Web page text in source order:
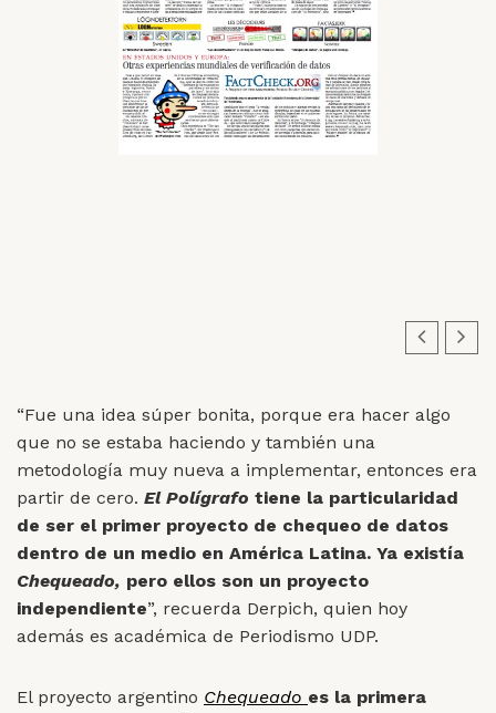
“Fue una idea súper bonita, porque era hacer algo
que no se estaba haciendo y también una
metodología muy nueva a implementar, entonces era
partir de cero. El Polígrafo tiene la particularidad
de ser el primer proyecto de chequeo de datos
dentro de un medio en América Latina. Ya existía
Chequeado, pero ellos son un proyecto
independiente”, recuerda Derpich, quien hoy
además es académica de Periodismo UDP.
El proyecto argentino Chequeado es la primera